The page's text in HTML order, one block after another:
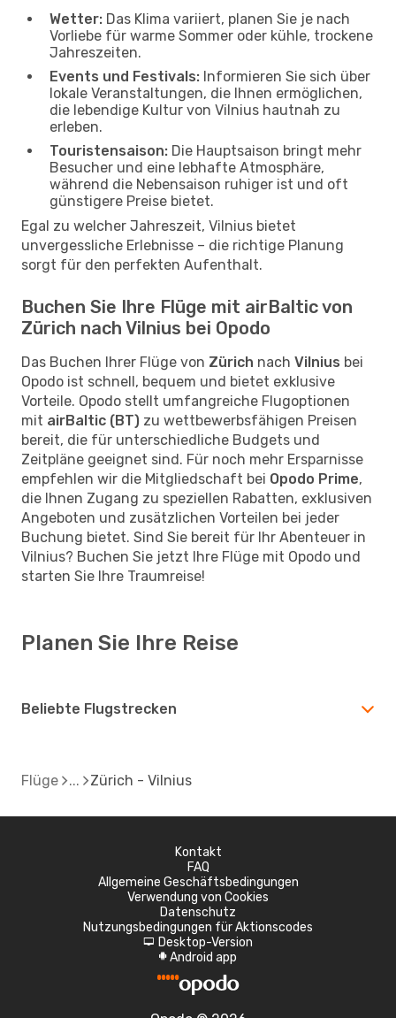
Wetter: Das Klima variiert, planen Sie je nach
Vorliebe für warme Sommer oder kühle, trockene
Jahreszeiten.
Events und Festivals: Informieren Sie sich über
lokale Veranstaltungen, die Ihnen ermöglichen,
die lebendige Kultur von Vilnius hautnah zu
erleben.
Touristensaison: Die Hauptsaison bringt mehr
Besucher und eine lebhafte Atmosphäre,
während die Nebensaison ruhiger ist und oft
günstigere Preise bietet.
Egal zu welcher Jahreszeit, Vilnius bietet
unvergessliche Erlebnisse – die richtige Planung
sorgt für den perfekten Aufenthalt.
Buchen Sie Ihre Flüge mit airBaltic von
Zürich nach Vilnius bei Opodo
Das Buchen Ihrer Flüge von Zürich nach Vilnius bei
Opodo ist schnell, bequem und bietet exklusive
Vorteile. Opodo stellt umfangreiche Flugoptionen
mit airBaltic (BT) zu wettbewerbsfähigen Preisen
bereit, die für unterschiedliche Budgets und
Zeitpläne geeignet sind. Für noch mehr Ersparnisse
empfehlen wir die Mitgliedschaft bei Opodo Prime,
die Ihnen Zugang zu speziellen Rabatten, exklusiven
Angeboten und zusätzlichen Vorteilen bei jeder
Buchung bietet. Sind Sie bereit für Ihr Abenteuer in
Vilnius? Buchen Sie jetzt Ihre Flüge mit Opodo und
starten Sie Ihre Traumreise!
Planen Sie Ihre Reise
Beliebte Flugstrecken
Flüge Zürich - Vilnius
Kontakt
FAQ
Allgemeine Geschäftsbedingungen
Verwendung von Cookies
Datenschutz
Nutzungsbedingungen für Aktionscodes
d Desktop-Version
A Android app